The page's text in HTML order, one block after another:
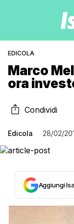
EDICOLA
Marco
ora
Condividi
Edicola 28/02/
Aggiungi